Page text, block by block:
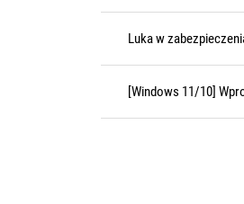
Luka w
[Windows 11/10]